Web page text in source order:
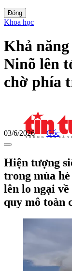
Đóng
Khoa học
Khả
Ninõ lên
chờ phía
03/6/2026 Gốc
Hiện tượng
trong mùa
lên lo ngại
quy mô toàn